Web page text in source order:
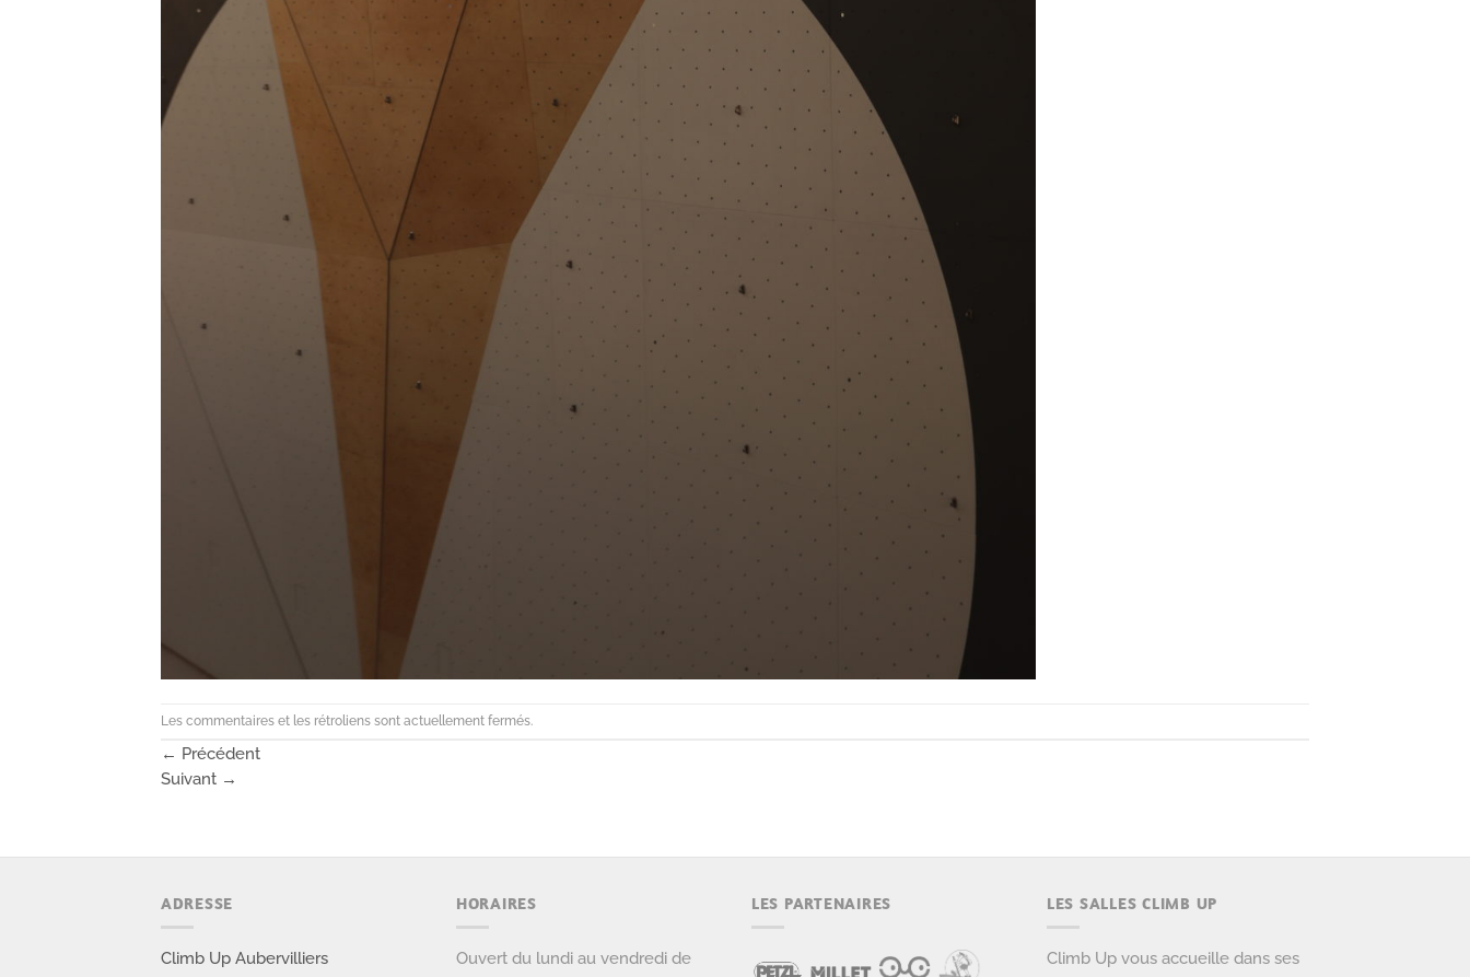
Les commentaires et les rétroliens sont actuellement fermés.
← Précédent
Suivant →
ADRESSE
Climb Up Aubervilliers
HORAIRES
Ouvert du lundi au vendredi de
LES PARTENAIRES LES SALLES CLIMB UP
Climb Up vous accueille dans ses